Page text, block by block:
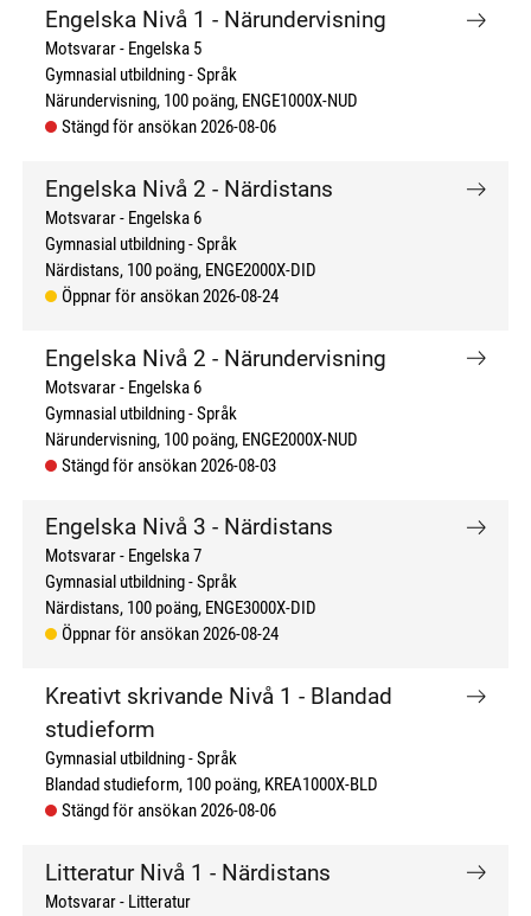
Engelska Nivå 1 - Närundervisning
Motsvarar - Engelska 5
Gymnasial utbildning Språk
Närundervisning 100 poäng ENGE1000X-NUD
Stängd för ansökan 2026-08-06
Engelska Nivå 2 - Närdistans
Motsvarar - Engelska 6
Gymnasial utbildning Språk
Närdistans 100 poäng ENGE2000X-DID
Öppnar för ansökan 2026-08-24
Engelska Nivå 2 - Närundervisning
Motsvarar - Engelska 6
Gymnasial utbildning Språk
Närundervisning 100 poäng ENGE2000X-NUD
Stängd för ansökan 2026-08-03
Engelska Nivå 3 - Närdistans
Motsvarar - Engelska 7
Gymnasial utbildning Språk
Närdistans 100 poäng ENGE3000X-DID
Öppnar för ansökan 2026-08-24
Kreativt skrivande Nivå 1 - Blandad
studieform
Gymnasial utbildning Språk
Blandad studieform 100 poäng KREA1000X-BLD
Stängd för ansökan 2026-08-06
Litteratur Nivå 1 - Närdistans
Motsvarar - Litteratur